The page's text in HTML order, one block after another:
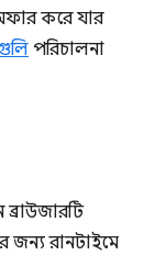
করে যার
পরিচালনা
ব্রাউজারটি
জন্য রানটাইমে